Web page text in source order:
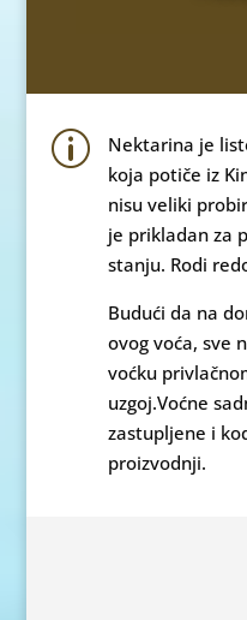
p
Nektarina je
koja potiče iz
nisu veliki
je prikladan za
stanju. Rodi
Budući da na
ovog voća, sve
voćku
uzgoj.Voćne
zastupljene i
proizvodnji.